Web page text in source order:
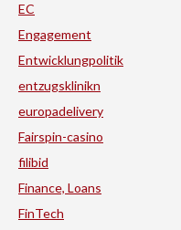
EC
Engagement
Entwicklungpolitik
entzugsklinikn
europadelivery
Fairspin-casino
filibid
Finance, Loans
FinTech